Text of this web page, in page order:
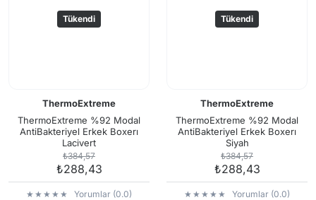
Tükendi
ThermoExtreme
ThermoExtreme %92 Modal
AntiBakteriyel Erkek Boxerı
Lacivert
₺384,57
₺288,43
Yorumlar (0.0)
Tükendi
ThermoExtreme
ThermoExtreme %92 Modal
AntiBakteriyel Erkek Boxerı
Siyah
₺384,57
₺288,43
Yorumlar (0.0)